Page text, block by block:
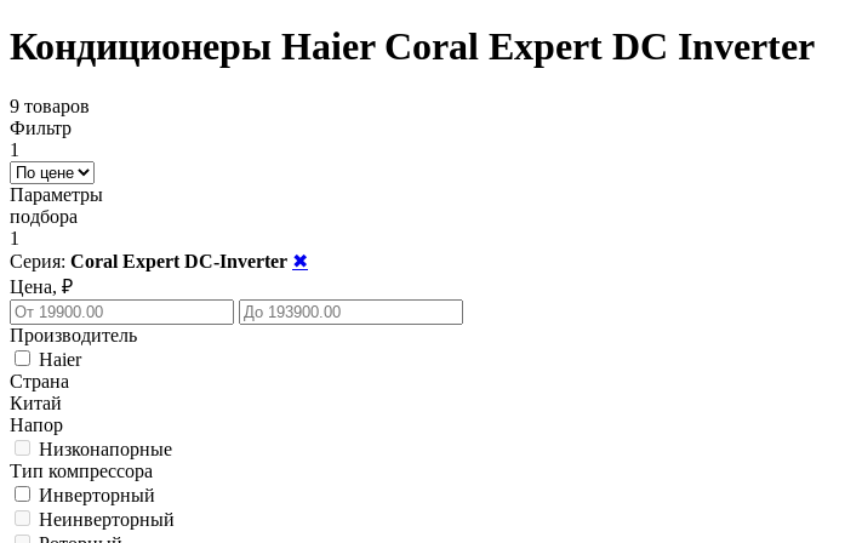
Кондиционеры Haier Coral Expert DC Inverter
9 товаров
Фильтр
1
Параметры
подбора
1
Серия: Coral Expert DC-Inverter ✖
Цена, ₽
Производитель
Haier
Страна
Китай
Напор
Низконапорные
Тип компрессора
Инверторный
Неинверторный